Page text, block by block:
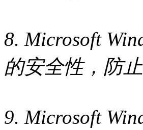
8. Microsoft
的安全性，防
9. Microsoft